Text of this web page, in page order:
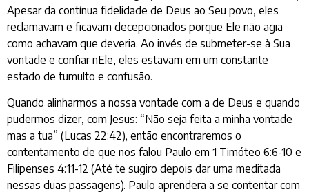
Apesar da contínua fidelidade de Deus ao Seu povo, eles
reclamavam e ficavam decepcionados porque Ele não agia
como achavam que deveria. Ao invés de submeter-se à Sua
vontade e confiar nEle, eles estavam em um constante
estado de tumulto e confusão.
Quando alinharmos a nossa vontade com a de Deus e quando
pudermos dizer, com Jesus: “Não seja feita a minha vontade
mas a tua” (Lucas 22:42), então encontraremos o
contentamento de que nos falou Paulo em 1 Timóteo 6:6-10 e
Filipenses 4:11-12 (Até te sugiro depois dar uma meditada
nessas duas passagens). Paulo aprendera a se contentar com